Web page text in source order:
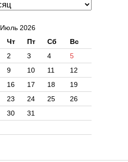
Июль 2026
Чт Пт Сб Вс
2 3 4
5
9 10 11
12
16 17 18
19
23 24 25
26
30 31